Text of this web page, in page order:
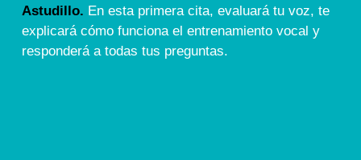
Astudillo. En esta primera cita, evaluará tu voz, te
explicará cómo funciona el entrenamiento vocal y
responderá a todas tus preguntas.